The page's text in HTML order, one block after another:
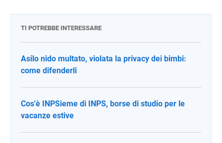
TI POTREBBE INTERESSARE
Asilo nido multato, violata la privacy dei bimbi:
come difenderli
Cos'è INPSieme di INPS, borse di studio per le
vacanze estive